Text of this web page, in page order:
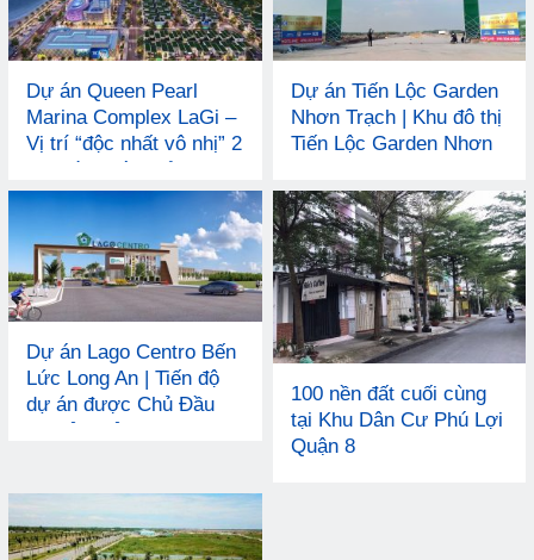
Dự án Queen Pearl
Marina Complex LaGi –
Vị trí “độc nhất vô nhị” 2
mặt tiền giáp biển
Dự án Tiến Lộc Garden
Nhơn Trạch | Khu đô thị
Tiến Lộc Garden Nhơn
Dự án Lago Centro Bến
Lức Long An | Tiến độ
dự án được Chủ Đầu
100 nền đất cuối cùng
tại Khu Dân Cư Phú Lợi
Quận 8